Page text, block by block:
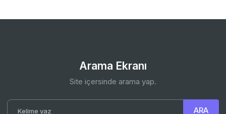
Arama Ekranı
Site içersinde arama yap.